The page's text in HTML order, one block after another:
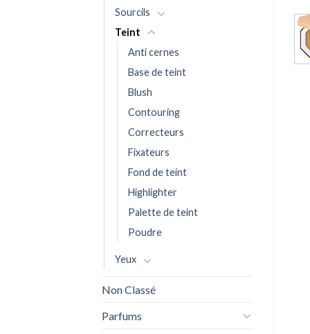
Sourcils
Teint
Anti cernes
Base de teint
Blush
Contouring
Correcteurs
Fixateurs
Fond de teint
Highlighter
Palette de teint
Poudre
Yeux
Non Classé
Parfums